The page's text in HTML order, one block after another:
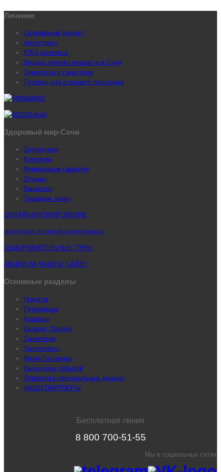
Лечение
Серебряный возраст
Антистресс
РЖД-здоровье
Декада зрелого возраста в Сочи
Онкология и санатории
Путевки для старшего поколения
Здоровый мир-Сочи
Сотрудники
Контакты
Финансовые гарантии
Отзывы
Вакансии
Товарные знаки
ОНЛАЙН-БРОНИРОВАНИЕ
ИНСТРУКЦИЯ ПО ОНЛАЙН-БРОНИРОВАНИЮ
ОЗДОРОВИТЕЛЬНЫЕ ТУРЫ
АКЦИИ НА НАШЕМ САЙТЕ
Основные разделы
Новости
Публикации
Курорты
Каталог Отелей
Санатории
Пансионаты
Мини-Гостиницы
Календарь событий
Обработка персональных данных
НАШИ ПАРТНЕРЫ
Бесплатная линия
8 800 700-51-55
Мы в социальных сетях